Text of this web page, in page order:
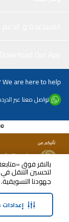
لتحسين التنقل
جهودنا التسويقية.
إعدادات Cookies
الرئيسية
are here to help.
تواصل معنا عبر
© 2026